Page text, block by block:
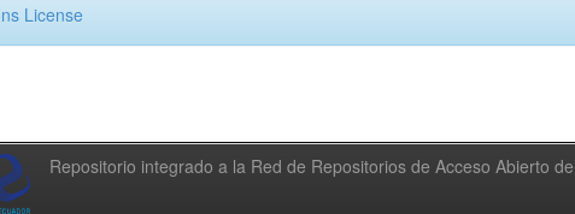
License
Repositorio integrado a la Red de Repositorios de Acceso Abierto